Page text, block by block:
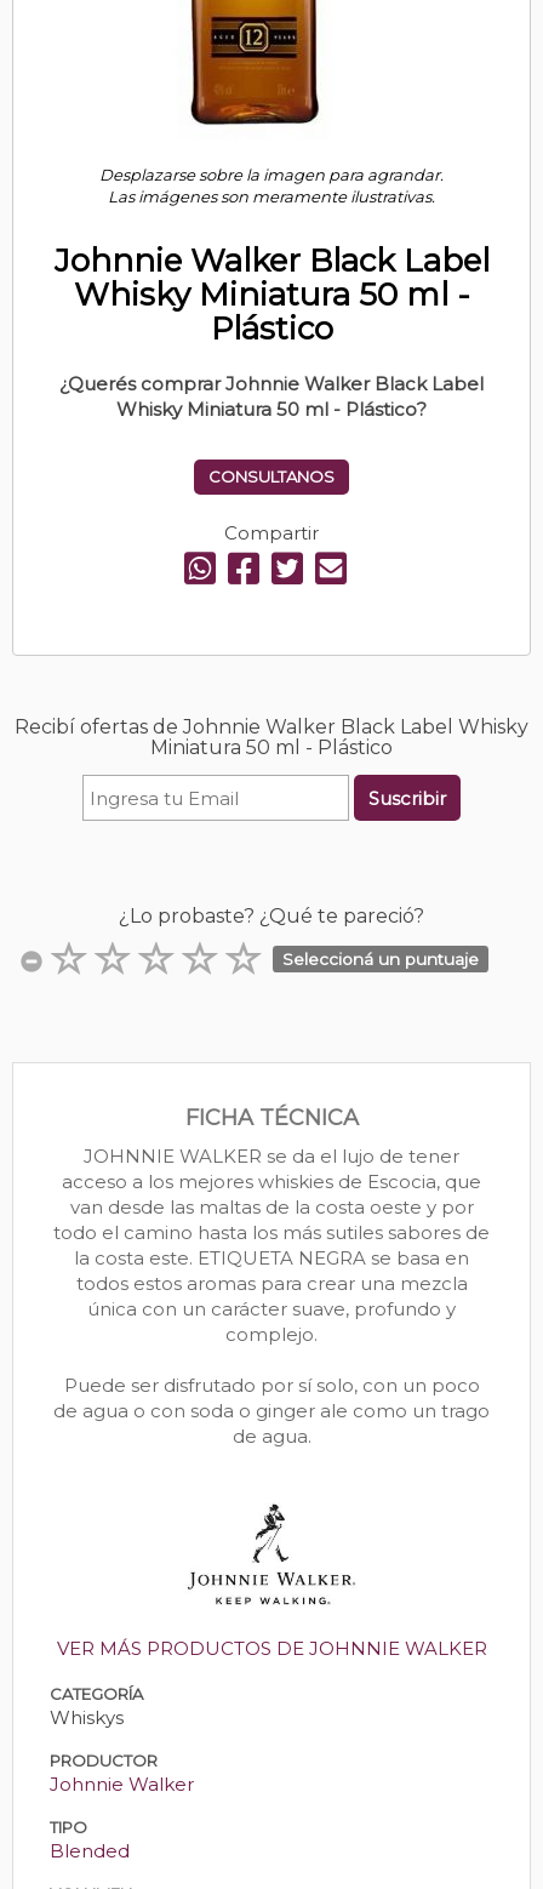
Desplazarse sobre la imagen para agrandar.
Las imágenes son meramente ilustrativas.
Johnnie Walker Black Label
Whisky Miniatura 50 ml -
Plástico
¿Querés comprar Johnnie Walker Black Label
Whisky Miniatura 50 ml - Plástico?
CONSULTANOS
Compartir
Recibí ofertas de Johnnie Walker Black Label Whisky
Miniatura 50 ml - Plástico
Suscribir
¿Lo probaste? ¿Qué te pareció?
Seleccioná un puntuaje
FICHA TÉCNICA
JOHNNIE WALKER se da el lujo de tener
acceso a los mejores whiskies de Escocia, que
van desde las maltas de la costa oeste y por
todo el camino hasta los más sutiles sabores de
la costa este. ETIQUETA NEGRA se basa en
todos estos aromas para crear una mezcla
única con un carácter suave, profundo y
complejo.
Puede ser disfrutado por sí solo, con un poco
de agua o con soda o ginger ale como un trago
de agua.
VER MÁS PRODUCTOS DE JOHNNIE WALKER
CATEGORÍA
Whiskys
PRODUCTOR
Johnnie Walker
TIPO
Blended